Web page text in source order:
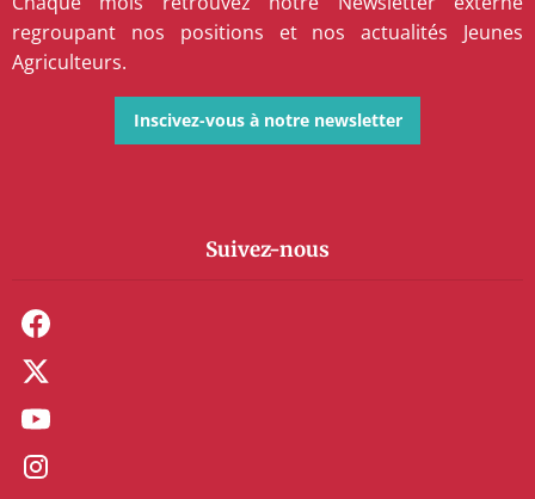
regroupant nos positions et nos actualités Jeunes
Agriculteurs.
Inscivez-vous à notre newsletter
Suivez-nous